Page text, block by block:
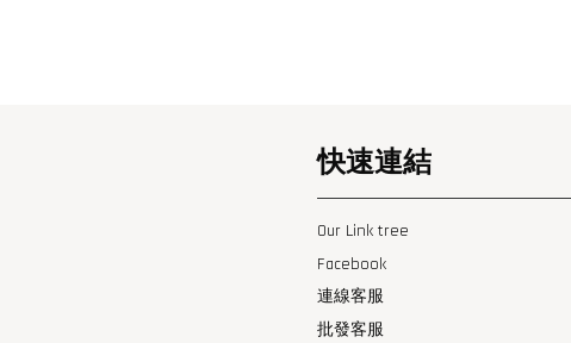
快速連結
Our Link tree
Facebook
連線客服
批發客服